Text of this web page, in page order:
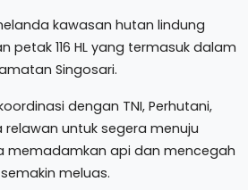
kawasan hutan lindung
petak 116 HL yang termasuk dalam
Singosari.
dengan TNI, Perhutani,
untuk segera menuju
memadamkan api dan mencegah
meluas.